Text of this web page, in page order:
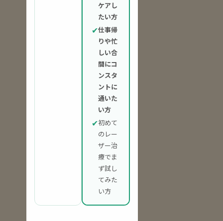
ケアし
たい方
✔仕事帰
りや忙
しい合
間にコ
ンスタ
ントに
通いた
い方
✔初めて
のレー
ザー治
療でま
ず試し
てみた
い方